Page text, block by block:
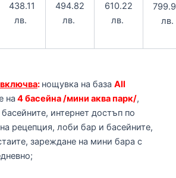
438.11
лв.
494.82
лв.
610.22
лв.
лв.
: нощувка на база All
на 4 басейна /мини аква парк/,
интернет достъп по
рецепция, лоби бар и басейните,
зареждане на мини бара с